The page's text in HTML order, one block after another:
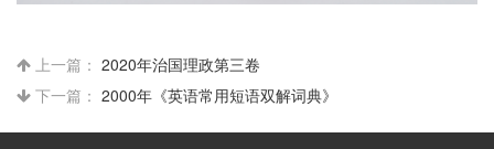
上一篇： 2020年治国理政第三卷
下一篇： 2000年《英语常用短语双解词典》